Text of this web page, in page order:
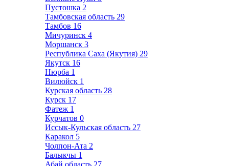
Пустошка 2
Тамбовская область 29
Тамбов 16
Мичуринск 4
Моршанск 3
Республика Саха (Якутия) 29
Якутск 16
Нюрба 1
Вилюйск 1
Курская область 28
Курск 17
Фатеж 1
Курчатов 0
Иссык-Кульская область 27
Каракол 5
Чолпон-Ата 2
Балыкчы 1
Абай область 27